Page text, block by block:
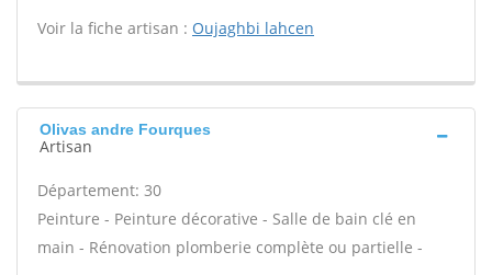
Voir la fiche artisan : Oujaghbi lahcen
Olivas andre Fourques
Artisan
Département: 30
Peinture - Peinture décorative - Salle de bain clé en
main - Rénovation plomberie complète ou partielle -